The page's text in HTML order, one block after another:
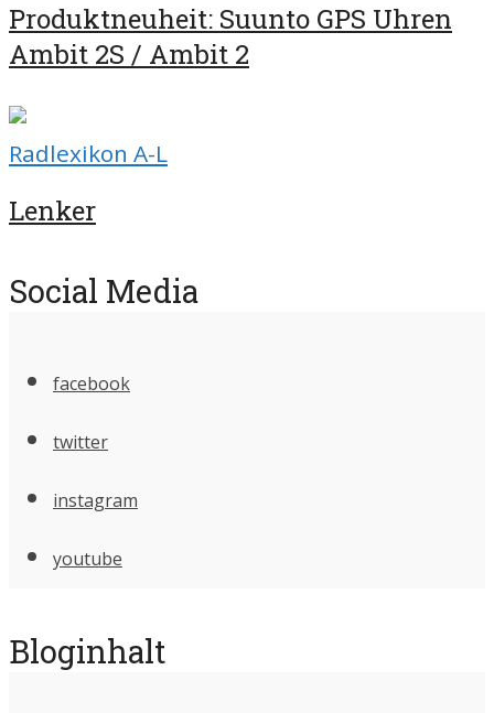
Produktneuheit: Suunto GPS Uhren
Ambit 2S / Ambit 2
Radlexikon A-L
Lenker
Social Media
facebook
twitter
instagram
youtube
Bloginhalt